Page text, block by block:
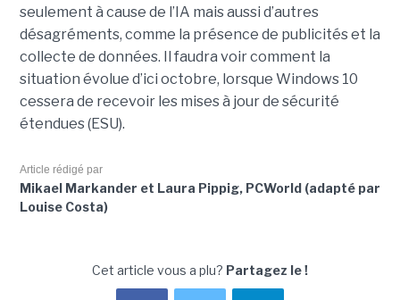
seulement à cause de l’IA mais aussi d’autres
désagréments, comme la présence de publicités et la
collecte de données. Il faudra voir comment la
situation évolue d’ici octobre, lorsque Windows 10
cessera de recevoir les mises à jour de sécurité
étendues (ESU).
Article rédigé par
Mikael Markander et Laura Pippig, PCWorld (adapté par
Louise Costa)
Cet article vous a plu? Partagez le !